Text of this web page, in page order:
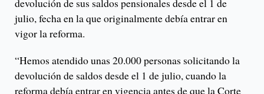
devolución de sus saldos pensionales desde el 1 de
julio, fecha en la que originalmente debía entrar en
vigor la reforma.
“Hemos atendido unas 20.000 personas solicitando la
devolución de saldos desde el 1 de julio, cuando la
reforma debía entrar en vigencia antes de que la Corte